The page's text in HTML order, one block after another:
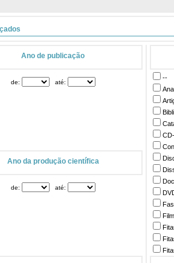
Ano de publicação
de: até:
--
Ano da produção científica
de: até: